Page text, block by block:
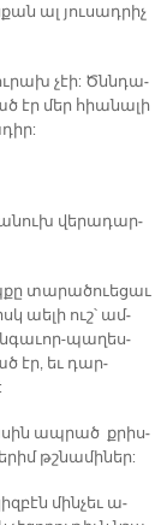
ալ յու­սադ­րիչ
ու­րախ չէի: Ծննդա­
էր մեր հիա­նա­լի
վե­րա­դար­
տա­րա­ծուե­ցաւ
աե­լի ուշ՝ ամ­
պա­ղես­
էր, եւ դար­
ապ­րած քրիս­
թշնա­մի­ներ:
մին­չեւ ա­